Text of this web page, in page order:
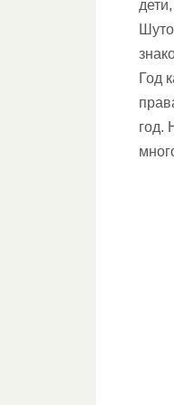
Год
год.